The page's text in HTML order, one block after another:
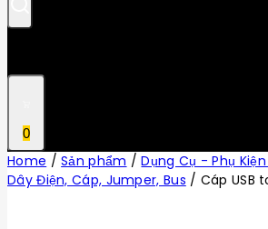
0
Home / Sản phẩm / Dụng Cụ - Phụ
Dây Điện, Cáp, Jumper, Bus / Cáp USB